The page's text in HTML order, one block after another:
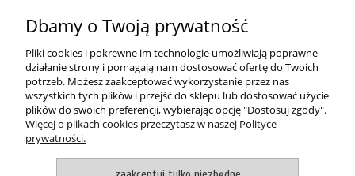
POMOC
MOJE KONTO
PŁATNOŚCI I DOSTAWA
Dbamy o Twoją prywatność
Pliki cookies i pokrewne im technologie umożliwiają poprawne
działanie strony i pomagają nam dostosować ofertę do Twoich
potrzeb. Możesz zaakceptować wykorzystanie przez nas
wszystkich tych plików i przejść do sklepu lub dostosować użycie
plików do swoich preferencji, wybierając opcję "Dostosuj zgody".
Więcej o plikach cookies przeczytasz w naszej Polityce
prywatności.